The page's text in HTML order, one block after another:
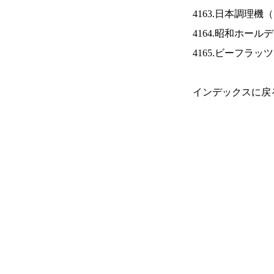
4163.日本調理機（
4164.昭和ホール
4165.ビーフラッ
インデックスに戻